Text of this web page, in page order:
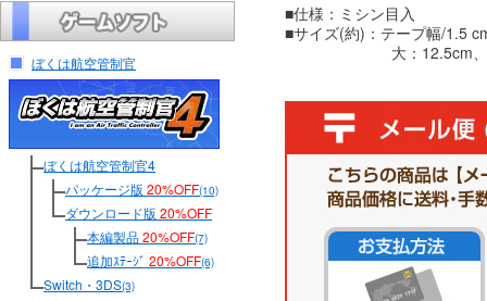
ぼくは航空管制官
ぼくは航空管制官4
パッケージ版 20%OFF(10)
ダウンロード版 20%OFF
本編製品20%OFF(7)
追加ｽﾃｰｼﾞ 20%OFF(6)
Switch・3DS(3)
■仕様：ミシン目入
■サイズ(約)：テープ幅/1.5
大：12.5cm、小